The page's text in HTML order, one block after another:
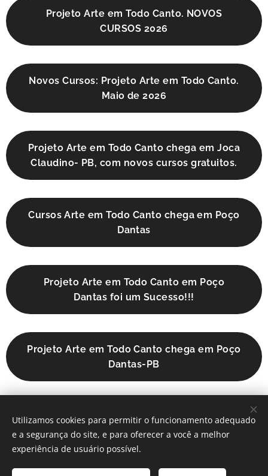
Projeto Arte em Todo Canto. NOVOS
CURSOS 2026
Novos Cursos: Projeto Arte em Todo Canto.
Maio de 2026
Projeto Arte em Todo Canto chega em Joca
Claudino- PB, com novos cursos gratuitos.
Cursos Arte em Todo Canto chega em Poço
Dantas
Projeto Arte em Todo Canto em Poço
Dantas foi um Sucesso!!!
Projeto Arte em Todo Canto chega em Poço
Dantas-PB
Projeto Arte em Todo Cantos - Novos
Cursos - Realizados na sede da FLC
Utilizamos cookies para permitir o funcionamento adequado
e a segurança do site, e para oferecer a você a melhor
experiência de usuário possível.